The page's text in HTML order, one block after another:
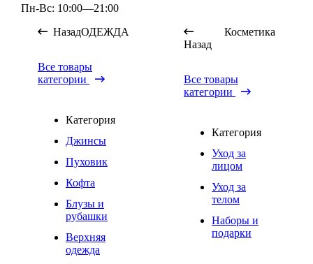
Пн-Вс: 10:00—21:00
НазадОДЕЖДА
Все товары
категории
Категория
Джинсы
Пуховик
Кофта
Блузы и
рубашки
Верхняя
одежда
Назад
Косметика
Все товары
категории
Категория
Уход за
лицом
Уход за
телом
Наборы и
подарки